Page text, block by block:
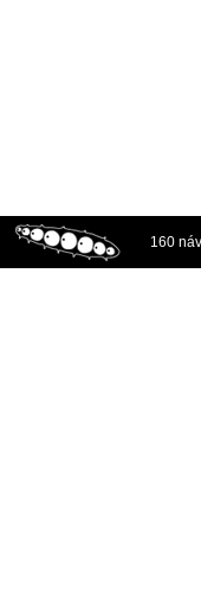
160